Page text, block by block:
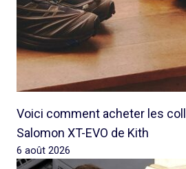
Voici comment acheter les
Salomon XT-EVO de Kith
6 août 2026